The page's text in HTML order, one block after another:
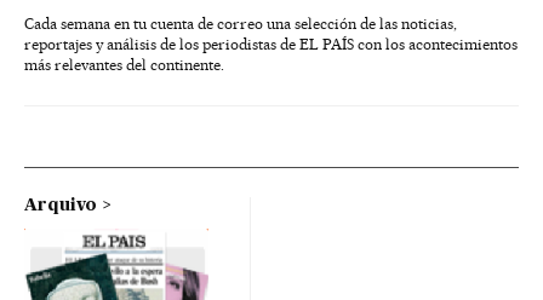
Cada semana en tu cuenta de correo una selección de las noticias,
reportajes y análisis de los periodistas de EL PAÍS con los acontecimientos
más relevantes del continente.
Arquivo